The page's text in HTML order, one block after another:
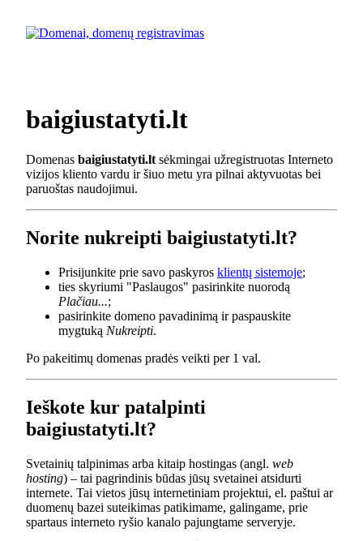
baigiustatyti.lt
Domenas baigiustatyti.lt sėkmingai užregistruotas Interneto
vizijos kliento vardu ir šiuo metu yra pilnai aktyvuotas bei
paruoštas naudojimui.
Norite nukreipti baigiustatyti.lt?
Prisijunkite prie savo paskyros klientų sistemoje;
ties skyriumi "Paslaugos" pasirinkite nuorodą
Plačiau...;
pasirinkite domeno pavadinimą ir paspauskite
mygtuką Nukreipti.
Po pakeitimų domenas pradės veikti per 1 val.
Ieškote kur patalpinti
baigiustatyti.lt?
Svetainių talpinimas arba kitaip hostingas (angl. web
hosting) – tai pagrindinis būdas jūsų svetainei atsidurti
internete. Tai vietos jūsų internetiniam projektui, el. paštui ar
duomenų bazei suteikimas patikimame, galingame, prie
spartaus interneto ryšio kanalo pajungtame serveryje.